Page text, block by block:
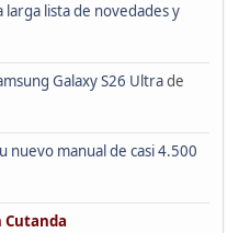
lista de novedades y
Galaxy S26 Ultrade
nuevo manual de casi 4.500
Cutanda